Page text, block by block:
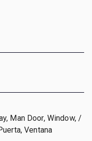
Man Door, Window, /
Ventana